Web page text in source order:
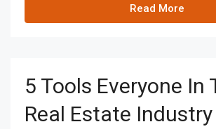
Read More
5 Tools Everyone In
Real Estate